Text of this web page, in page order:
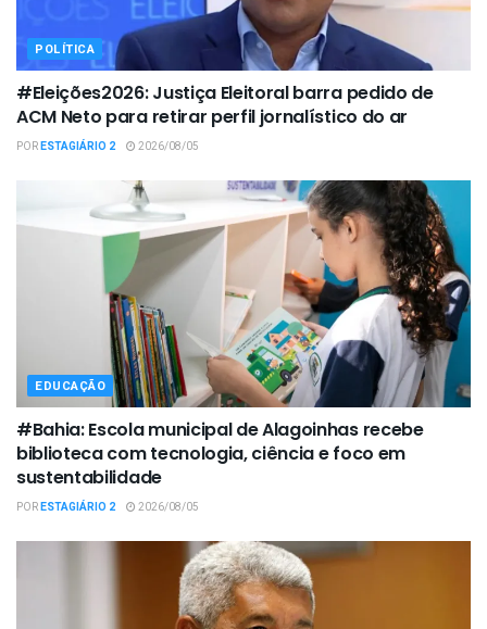
POLÍTICA
#Eleições2026: Justiça Eleitoral barra pedido de
ACM Neto para retirar perfil jornalístico do ar
PORESTAGIÁRIO 2 2026/08/05
EDUCAÇÃO
#Bahia: Escola municipal de Alagoinhas recebe
biblioteca com tecnologia, ciência e foco em
sustentabilidade
PORESTAGIÁRIO 2 2026/08/05